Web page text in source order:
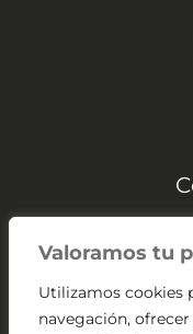
Valoramos tu
Utilizamos cookies
navegación,